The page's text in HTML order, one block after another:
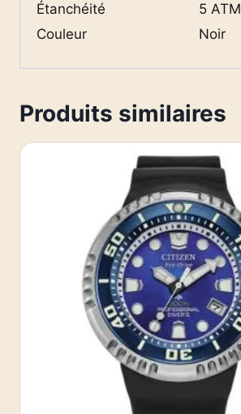
Étanchéité
5 ATM
Couleur
Noir
Produits similaires